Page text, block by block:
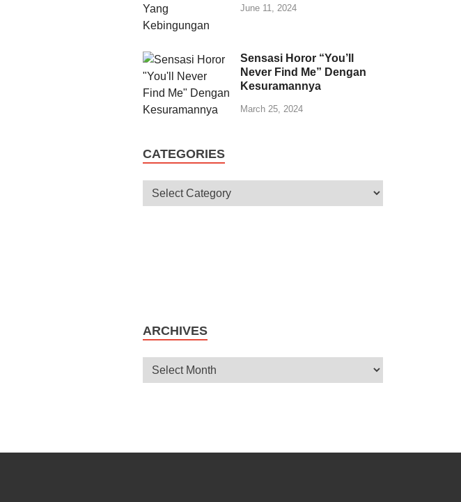
June 11, 2024
Sensasi Horor “You’ll
Never Find Me” Dengan
Kesuramannya
March 25, 2024
CATEGORIES
ARCHIVES